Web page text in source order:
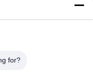
А, комната No
for?